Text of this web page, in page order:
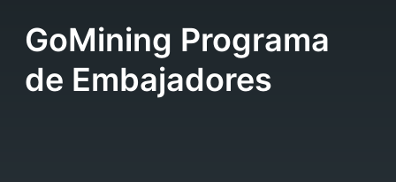
GoMining Programa
de Embajadores